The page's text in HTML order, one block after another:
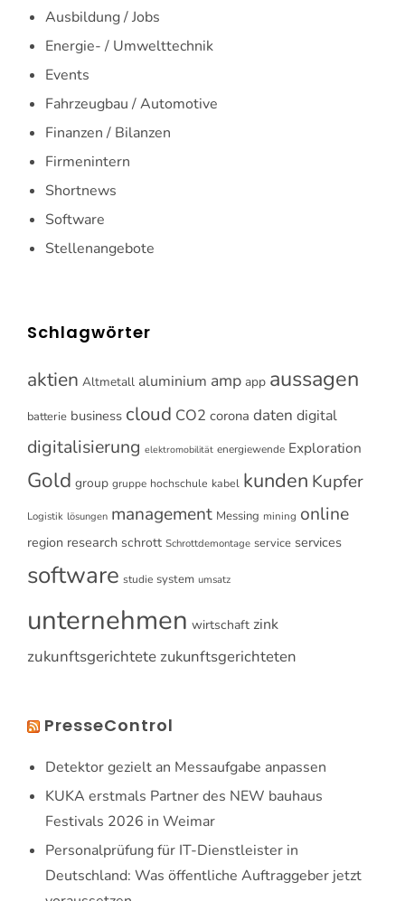
Ausbildung / Jobs
Energie- / Umwelttechnik
Events
Fahrzeugbau / Automotive
Finanzen / Bilanzen
Firmenintern
Shortnews
Software
Stellenangebote
Schlagwörter
aktien Altmetall aluminium amp app aussagen
batterie business cloud CO2 corona daten digital
digitalisierung elektromobilität energiewende Exploration
Gold group gruppe hochschule kabel kunden Kupfer
Logistik lösungen management Messing mining online
region research schrott Schrottdemontage service services
software studie system umsatz
unternehmen wirtschaft zink
zukunftsgerichtete zukunftsgerichteten
PresseControl
Detektor gezielt an Messaufgabe anpassen
KUKA erstmals Partner des NEW bauhaus
Festivals 2026 in Weimar
Personalprüfung für IT-Dienstleister in
Deutschland: Was öffentliche Auftraggeber jetzt